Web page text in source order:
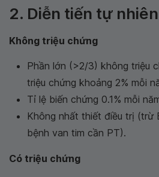
2. Diễn tiến tự nhiên
Không triệu chứng
Phần lớn (>2/3) không triệu
triệu chứng khoảng 2% mỗi
Tỉ lệ biến chứng 0.1% mỗi
Không nhất thiết điều trị (trừ
bệnh van tim cần PT).
Có triệu chứng